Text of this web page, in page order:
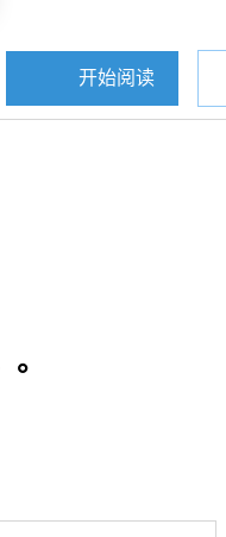
开始阅读